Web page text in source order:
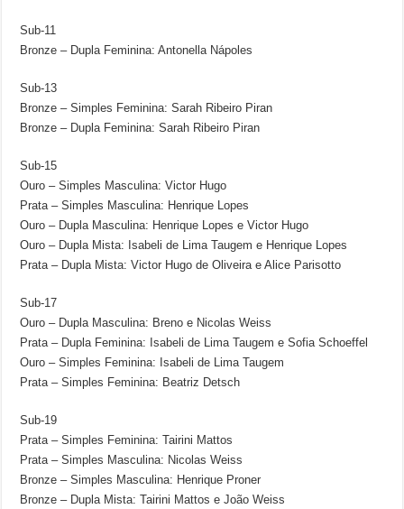
Sub-11
Bronze – Dupla Feminina: Antonella Nápoles
Sub-13
Bronze – Simples Feminina: Sarah Ribeiro Piran
Bronze – Dupla Feminina: Sarah Ribeiro Piran
Sub-15
Ouro – Simples Masculina: Victor Hugo
Prata – Simples Masculina: Henrique Lopes
Ouro – Dupla Masculina: Henrique Lopes e Victor Hugo
Ouro – Dupla Mista: Isabeli de Lima Taugem e Henrique Lopes
Prata – Dupla Mista: Victor Hugo de Oliveira e Alice Parisotto
Sub-17
Ouro – Dupla Masculina: Breno e Nicolas Weiss
Prata – Dupla Feminina: Isabeli de Lima Taugem e Sofia Schoeffel
Ouro – Simples Feminina: Isabeli de Lima Taugem
Prata – Simples Feminina: Beatriz Detsch
Sub-19
Prata – Simples Feminina: Tairini Mattos
Prata – Simples Masculina: Nicolas Weiss
Bronze – Simples Masculina: Henrique Proner
Bronze – Dupla Mista: Tairini Mattos e João Weiss